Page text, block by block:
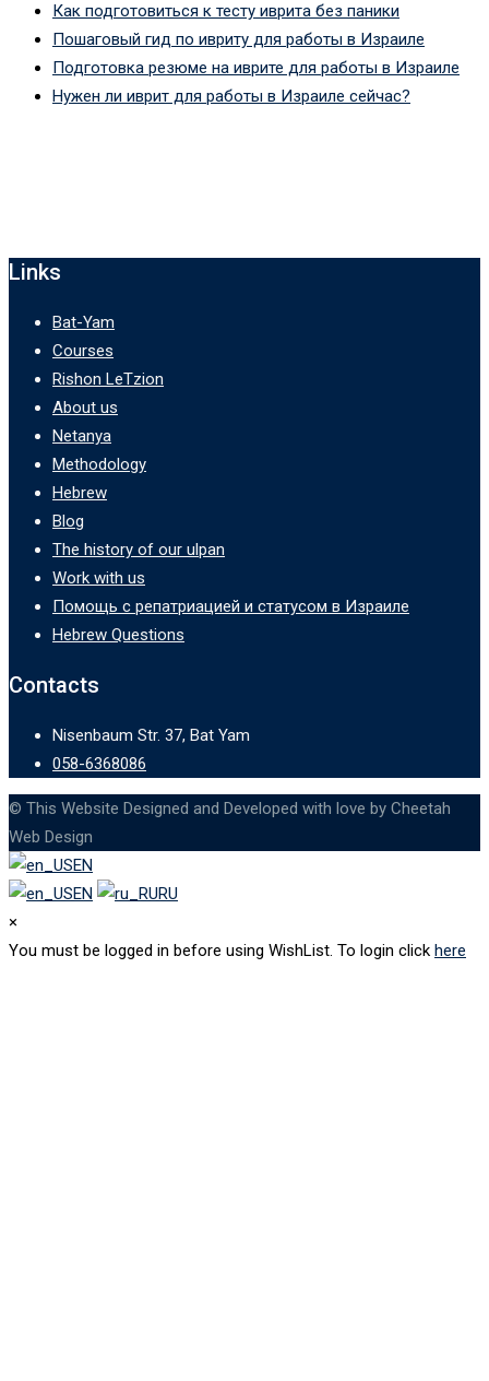
Как подготовиться к тесту иврита без паники
Пошаговый гид по ивриту для работы в Израиле
Подготовка резюме на иврите для работы в Израиле
Нужен ли иврит для работы в Израиле сейчас?
Links
Bat-Yam
Courses
Rishon LeTzion
About us
Netanya
Methodology
Hebrew
Blog
The history of our ulpan
Work with us
Помощь с репатриацией и статусом в Израиле
Hebrew Questions
Contacts
Nisenbaum Str. 37, Bat Yam
058-6368086
© This Website Designed and Developed with love by Cheetah
Web Design
EN
EN
RU
×
You must be logged in before using WishList. To login click here